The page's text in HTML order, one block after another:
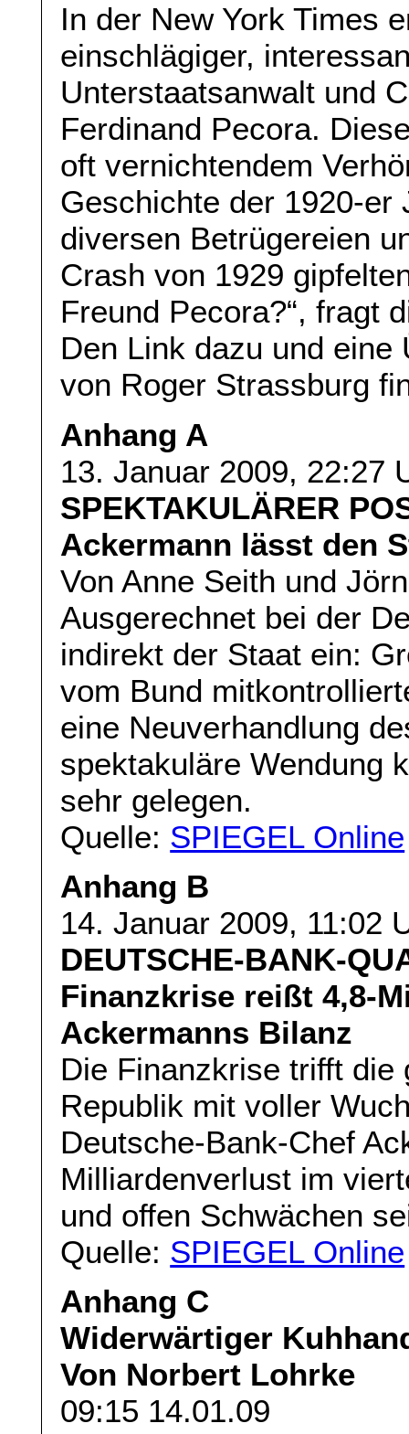
In der New York Times
einschlägiger,
Unterstaatsanwalt und
Ferdinand Pecora.
oft vernichtendem
Geschichte der 1920-er
diversen Betrügereien
Crash von 1929
Freund Pecora?“, fragt
Den Link dazu und
von Roger Strassburg
Anhang A
13. Januar 2009, 22:27
SPEKTAKULÄRER
Ackermann lässt den
Von Anne Seith und
Ausgerechnet bei der
indirekt der Staat ein:
vom Bund
eine Neuverhandlung
spektakuläre Wendung
sehr gelegen.
Quelle: SPIEGEL Online
Anhang B
14. Januar 2009, 11:02
DEUTSCHE-BANK-
Finanzkrise reißt 4,8-
Ackermanns Bilanz
Die Finanzkrise trifft
Republik mit voller
Deutsche-Bank-Chef
Milliardenverlust im
und offen Schwächen
Quelle: SPIEGEL Online
Anhang C
Widerwärtiger
Von Norbert Lohrke
09:15 14.01.09